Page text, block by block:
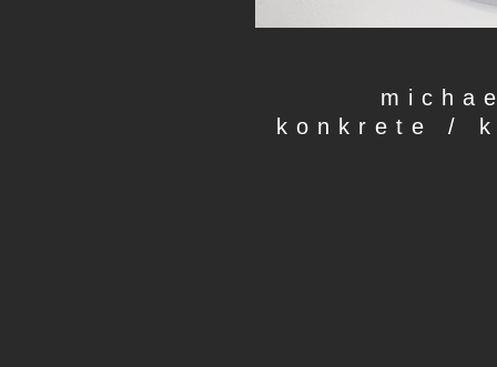
konkrete /